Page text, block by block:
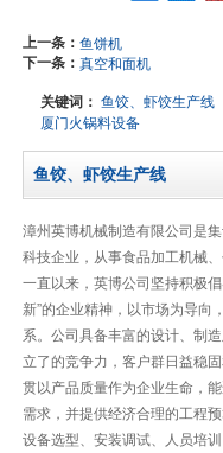
上一条：鱼饼机
下一条：真空和面机
关键词：鱼饺、虾饺生产线
厦门火锅料设备
鱼饺、虾饺生产线
漳州英博机械制造有限公司是
科技企业，从事食品加工机械
一直以来，英博公司坚持积极
新”的企业精神，以市场为导向
系。公司具备丰富的设计、制
立了的竞争力，客户群日益稳
贯以产品质量作为企业生命，
需求，并提供经济合理的工程
设备选型、安装调试、人员培